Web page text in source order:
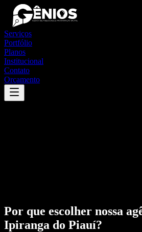
Serviços
Portfólio
Planos
Institucional
Contato
Orçamento
Por que escolher nossa
Ipiranga do Piauí?